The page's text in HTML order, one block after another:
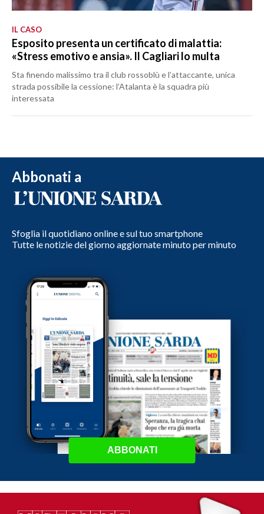
IL CASO
Esposito presenta un certificato di malattia:
«Stress emotivo e ansia». Il Cagliari lo multa
Sta finendo malissimo tra il club rossoblù e l’attaccante, unica
strada possibile la cessione: l’Atalanta è la squadra più
interessata
Abbonati a
Sfoglia il quotidiano online e sul tuo smartphone
Tutte le notizie del giorno aggiornate minuto per minuto
ABBONATI